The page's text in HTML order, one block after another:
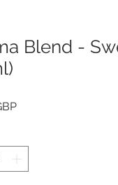
Blend -
Cena